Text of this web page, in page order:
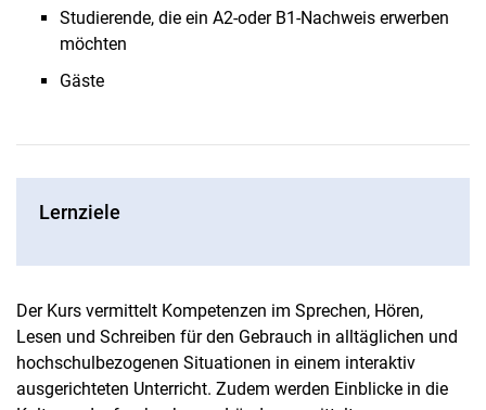
Studierende, die ein A2-oder B1-Nachweis erwerben
möchten
Gäste
Lernziele
Der Kurs vermittelt Kompetenzen im Sprechen, Hören,
Lesen und Schreiben für den Gebrauch in alltäglichen und
hochschulbezogenen Situationen in einem interaktiv
ausgerichteten Unterricht. Zudem werden Einblicke in die